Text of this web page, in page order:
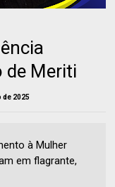
de Meriti
de 2025
à Mulher
em flagrante,